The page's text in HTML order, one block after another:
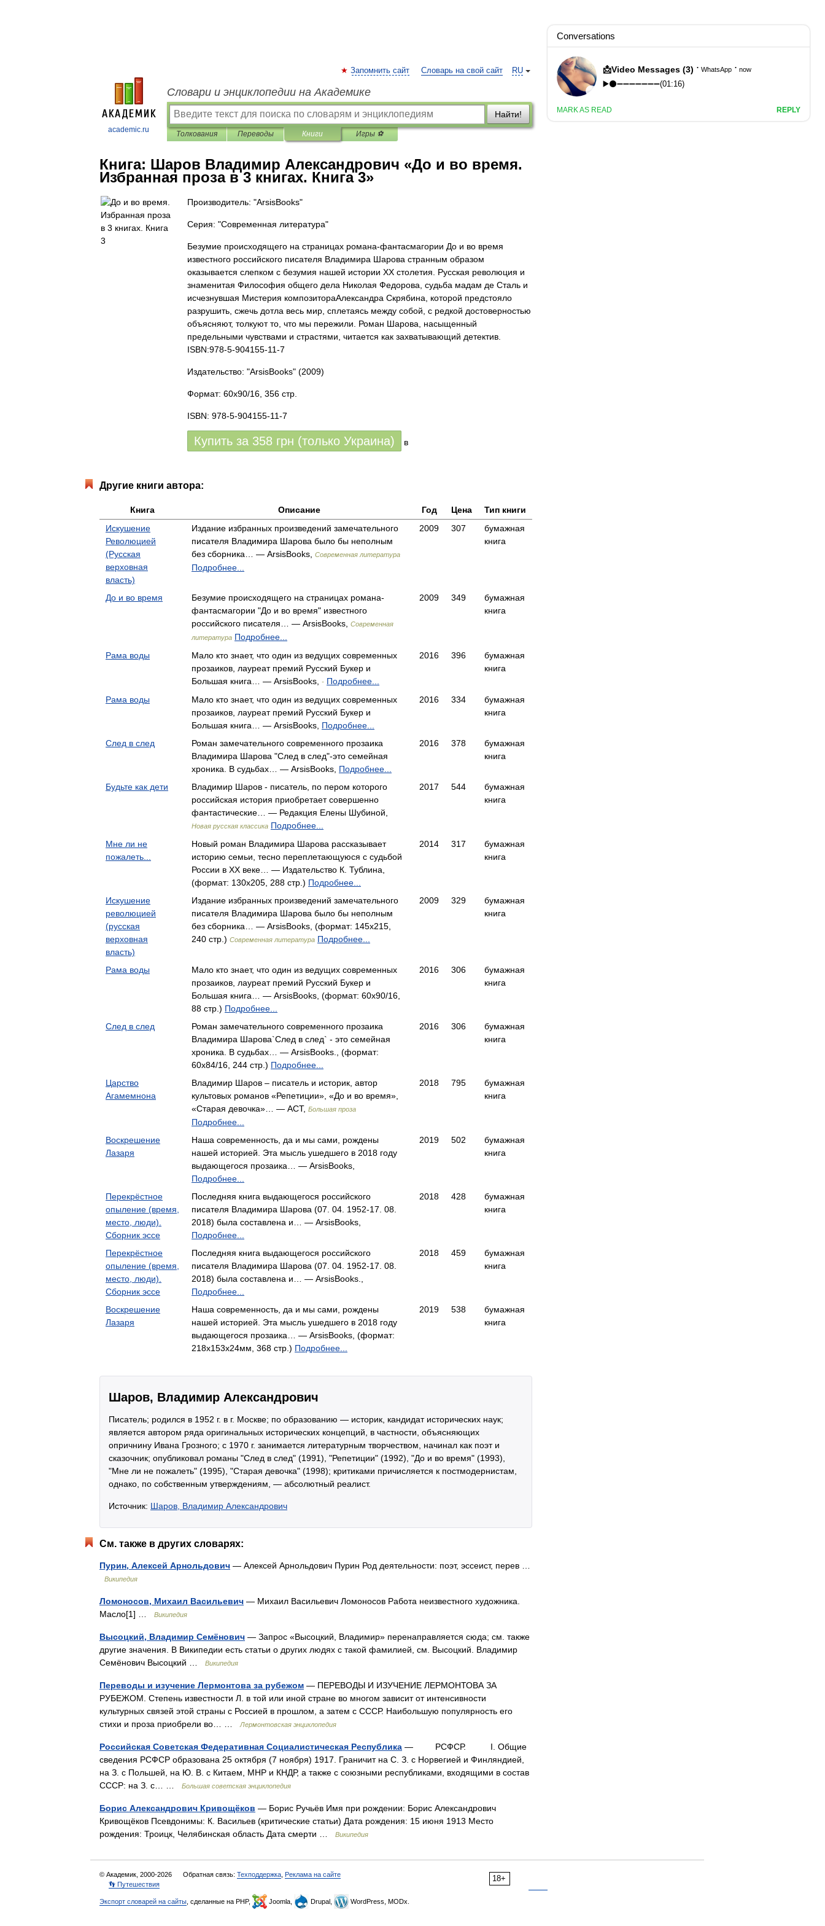
academic.ru
RU
Запомнить сайт Словарь на свой сайт
Словари и энциклопедии на Академике
Найти!
Толкования Переводы Книги Игры ⚽
Книга: Шаров Владимир Александрович «До и во время.
Избранная проза в 3 книгах. Книга 3»
Производитель: "ArsisBooks"
Серия: "Современная литература"
Безумие происходящего на страницах романа-фантасмагории До и во время
известного российского писателя Владимира Шарова странным образом
оказывается слепком с безумия нашей истории XX столетия. Русская революция и
знаменитая Философия общего дела Николая Федорова, судьба мадам де Сталь и
исчезнувшая Мистерия композитораАлександра Скрябина, которой предстояло
разрушить, сжечь дотла весь мир, сплетаясь между собой, с редкой достоверностью
объясняют, толкуют то, что мы пережили. Роман Шарова, насыщенный
предельными чувствами и страстями, читается как захватывающий детектив.
ISBN:978-5-904155-11-7
Издательство: "ArsisBooks" (2009)
Формат: 60x90/16, 356 стр.
ISBN: 978-5-904155-11-7
Купить за 358 грн (только Украина) в
Другие книги автора:
Книга Описание Год Цена
Тип книги
Искушение
Революцией
(Русская
верховная
власть)
Издание избранных произведений замечательного
писателя Владимира Шарова было бы неполным
без сборника… — ArsisBooks,
Современная литература
Подробнее...
2009 307
бумажная
книга
До и во время
Безумие происходящего на страницах романа-
фантасмагории "До и во время" известного
российского писателя… — ArsisBooks,
Современная
литература Подробнее...
2009 349
бумажная
книга
Рама воды
Мало кто знает, что один из ведущих современных
прозаиков, лауреат премий Русский Букер и
Большая книга… — ArsisBooks,
- Подробнее...
2016 396
бумажная
книга
Рама воды
Мало кто знает, что один из ведущих современных
прозаиков, лауреат премий Русский Букер и
Большая книга… — ArsisBooks, Подробнее...
2016 334
бумажная
книга
След в след
Роман замечательного современного прозаика
Владимира Шарова "След в след"-это семейная
хроника. В судьбах… — ArsisBooks, Подробнее...
2016 378
бумажная
книга
Будьте как дети
Владимир Шаров - писатель, по пером которого
российская история приобретает совершенно
фантастические… — Редакция Елены Шубиной,
Новая русская классика Подробнее...
2017 544
бумажная
книга
Мне ли не
пожалеть...
Новый роман Владимира Шарова рассказывает
историю семьи, тесно переплетающуюся с судьбой
России в XX веке… — Издательство К. Тублина,
(формат: 130x205, 288 стр.) Подробнее...
2014 317
бумажная
книга
Искушение
революцией
(русская
верховная
власть)
Издание избранных произведений замечательного
писателя Владимира Шарова было бы неполным
без сборника… — ArsisBooks, (формат: 145x215,
240 стр.) Современная литература Подробнее...
2009 329
бумажная
книга
Рама воды
Мало кто знает, что один из ведущих современных
прозаиков, лауреат премий Русский Букер и
Большая книга… — ArsisBooks, (формат: 60x90/16,
88 стр.) Подробнее...
2016 306
бумажная
книга
След в след
Роман замечательного современного прозаика
Владимира Шарова`След в след` - это семейная
хроника. В судьбах… — ArsisBooks., (формат:
60x84/16, 244 стр.) Подробнее...
2016 306
бумажная
книга
Царство
Агамемнона
Владимир Шаров – писатель и историк, автор
культовых романов «Репетиции», «До и во время»,
«Старая девочка»… — АСТ, Большая проза
Подробнее...
2018 795
бумажная
книга
Воскрешение
Лазаря
Наша современность, да и мы сами, рождены
нашей историей. Эта мысль ушедшего в 2018 году
выдающегося прозаика… — ArsisBooks,
Подробнее...
2019 502
бумажная
книга
Перекрёстное
опыление (время,
место, люди).
Сборник эссе
Последняя книга выдающегося российского
писателя Владимира Шарова (07. 04. 1952-17. 08.
2018) была составлена и… — ArsisBooks,
Подробнее...
2018 428
бумажная
книга
Перекрёстное
опыление (время,
место, люди).
Сборник эссе
Последняя книга выдающегося российского
писателя Владимира Шарова (07. 04. 1952-17. 08.
2018) была составлена и… — ArsisBooks.,
Подробнее...
2018 459
бумажная
книга
Воскрешение
Лазаря
Наша современность, да и мы сами, рождены
нашей историей. Эта мысль ушедшего в 2018 году
выдающегося прозаика… — ArsisBooks, (формат:
218x153x24мм, 368 стр.) Подробнее...
2019 538
бумажная
книга
Шаров, Владимир Александрович
Писатель; родился в 1952 г. в г. Москве; по образованию — историк, кандидат исторических наук;
является автором ряда оригинальных исторических концепций, в частности, объясняющих
опричнину Ивана Грозного; с 1970 г. занимается литературным творчеством, начинал как поэт и
сказочник; опубликовал романы "След в след" (1991), "Репетиции" (1992), "До и во время" (1993),
"Мне ли не пожалеть" (1995), "Старая девочка" (1998); критиками причисляется к постмодернистам,
однако, по собственным утверждениям, — абсолютный реалист.
Источник: Шаров, Владимир Александрович
См. также в других словарях:
Пурин, Алексей Арнольдович — Алексей Арнольдович Пурин Род деятельности: поэт, эссеист, перев …
Википедия
Ломоносов, Михаил Васильевич — Михаил Васильевич Ломоносов Работа неизвестного художника.
Масло[1] …
Википедия
Высоцкий, Владимир Семёнович — Запрос «Высоцкий, Владимир» перенаправляется сюда; см. также
другие значения. В Википедии есть статьи о других людях с такой фамилией, см. Высоцкий. Владимир
Семёнович Высоцкий …
Википедия
Переводы и изучение Лермонтова за рубежом — ПЕРЕВОДЫ И ИЗУЧЕНИЕ ЛЕРМОНТОВА ЗА
РУБЕЖОМ. Степень известности Л. в той или иной стране во многом зависит от интенсивности
культурных связей этой страны с Россией в прошлом, а затем с СССР. Наибольшую популярность его
стихи и проза приобрели во… …
Лермонтовская энциклопедия
Российская Советская Федеративная Социалистическая Республика — РСФСР. I. Общие
сведения РСФСР образована 25 октября (7 ноября) 1917. Граничит на С. З. с Норвегией и Финляндией,
на З. с Польшей, на Ю. В. с Китаем, МНР и КНДР, а также с союзными республиками, входящими в состав
СССР: на З. с… …
Большая советская энциклопедия
Борис Александрович Кривощёков — Борис Ручьёв Имя при рождении: Борис Александрович
Кривощёков Псевдонимы: К. Васильев (критические статьи) Дата рождения: 15 июня 1913 Место
рождения: Троицк, Челябинская область Дата смерти …
Википедия
18+
© Академик, 2000-2026 Обратная связь: Техподдержка Реклама на сайте
👣 Путешествия
Экспорт словарей на сайты , сделанные на PHP, Joomla, Drupal, WordPress, MODx.